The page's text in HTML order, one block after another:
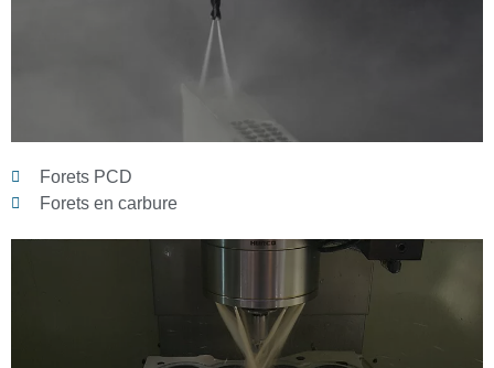
Forets PCD
Forets en carbure